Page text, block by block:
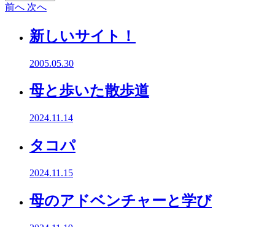
前へ 次へ
新しいサイト！
2005.05.30
母と歩いた散歩道
2024.11.14
タコパ
2024.11.15
母のアドベンチャーと学び